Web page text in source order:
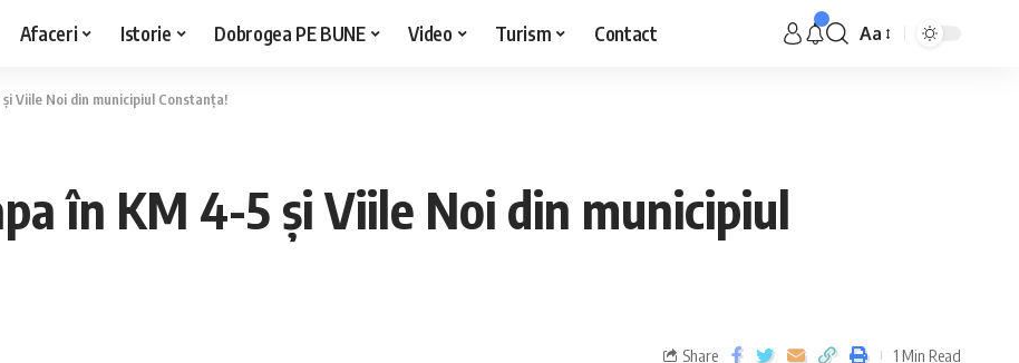
Afaceri Istorie Dobrogea PE BUNE Video Turism Contact Aa
Viile Noi din municipiul Constanța!
în KM 4-5 și Viile Noi din municipiul
Share 1 Min Read